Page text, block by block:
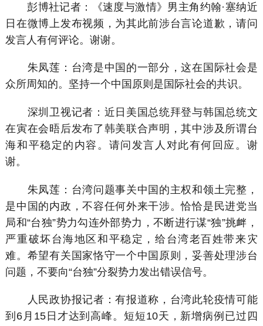
彭博社记者：《速度与激情》男主角约翰·塞纳近
日在微博上发布视频，为其此前涉台言论道歉，请问
发言人有何评论。谢谢。
朱凤莲：台湾是中国的一部分，这在国际社会是
众所周知的。坚持一个中国原则是国际社会的共识。
深圳卫视记者：近日美国总统拜登与韩国总统文
在寅在会晤后发布了韩美联合声明，其中涉及所谓台
海和平稳定的内容。请问发言人对此有何回应。谢
谢。
朱凤莲：台湾问题事关中国的主权和领土完整，
是中国的内政，不容任何外来干涉。恰恰是民进党当
局和“台独”势力勾连外部势力，不断进行谋“独”挑衅，
严重破坏台海地区和平稳定，给台湾老百姓带来灾
难。希望有关国家恪守一个中国原则，妥善处理涉台
问题，不要向“台独”分裂势力发出错误信号。
人民政协报记者：有报道称，台湾此轮疫情可能
到6月15日才达到高峰。短短10天，新增病例已过四